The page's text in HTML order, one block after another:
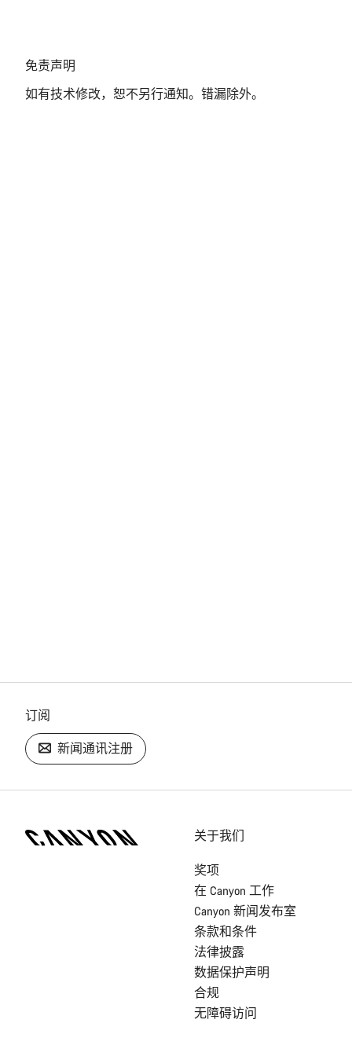
免
声
免责声明
如有技术修改，恕不另行通知。错漏除外。
订阅
新闻通讯注册
关于我们
奖项
在 Canyon 工作
Canyon 新闻发布室
条款和条件
法律披露
数据保护声明
合规
无障碍访问